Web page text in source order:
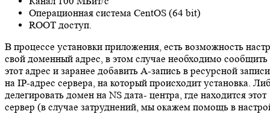
Операционная система CentOS (64 bit)
ROOT доступ.
В процессе установки приложения, есть возможность
свой доменный адрес, в этом случае необходимо
этот адрес и заранее добавить A-запись в ресурсной
на IP-адрес сервера, на который происходит установка.
делегировать домен на NS дата- центра, где находится этот
сервер (в случае затруднений, мы окажем помощь в